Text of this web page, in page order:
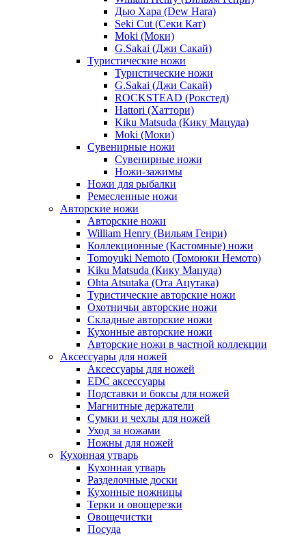
Дью Хара (Dew Hara)
Seki Cut (Секи Кат)
Moki (Моки)
G.Sakai (Джи Сакай)
Туристические ножи
Туристические ножи
G.Sakai (Джи Сакай)
ROCKSTEAD (Рокстед)
Hattori (Хаттори)
Kiku Matsuda (Кику Мацуда)
Moki (Моки)
Сувенирные ножи
Сувенирные ножи
Ножи-зажимы
Ножи для рыбалки
Ремесленные ножи
Авторские ножи
Авторские ножи
William Henry (Вильям Генри)
Коллекционные (Кастомные) ножи
Tomoyuki Nemoto (Томоюки Немото)
Kiku Matsuda (Кику Мацуда)
Ohta Atsutaka (Ота Ацутака)
Туристические авторские ножи
Охотничьи авторские ножи
Складные авторские ножи
Кухонные авторские ножи
Авторские ножи в частной коллекции
Аксессуары для ножей
Аксессуары для ножей
EDC аксессуары
Подставки и боксы для ножей
Магнитные держатели
Сумки и чехлы для ножей
Уход за ножами
Ножны для ножей
Кухонная утварь
Кухонная утварь
Разделочные доски
Кухонные ножницы
Терки и овощерезки
Овощечистки
Посуда